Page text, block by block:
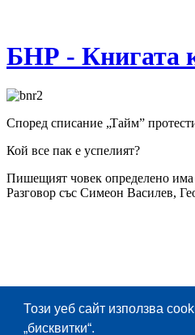
Този уеб сайт използва
„бисквитки“.
БНР - Книгата
Според списание „Тайм”
Кой все пак е успелият?
Пишещият човек определено има
Разговор със Симеон Василев,